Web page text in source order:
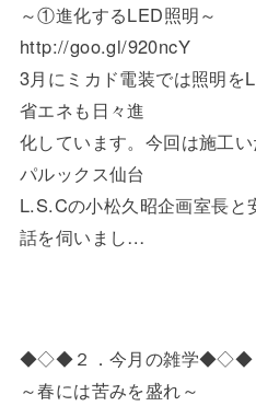
～①進化するLED照明～
http://goo.gl/920ncY
3月にミカド電装では照明を
省エネも日々進
化しています。今回は施工
パルックス仙台
L.S.Cの小松久昭企画室長と
話を伺いまし…
◆◇◆２．今月の雑学◆◇◆
～春には苦みを盛れ～